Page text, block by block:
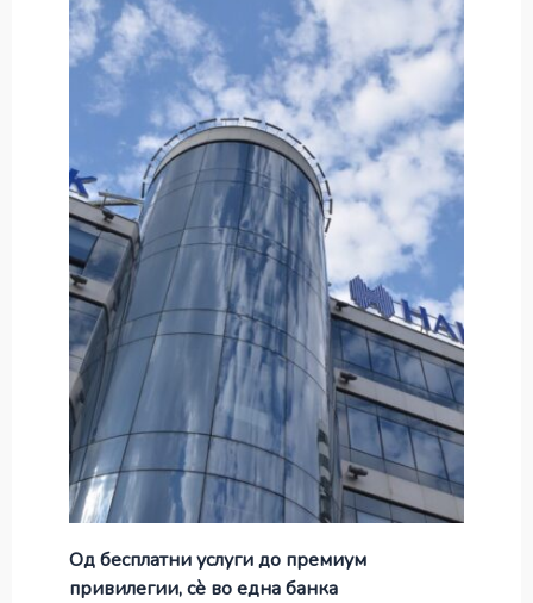
Од бесплатни услуги до премиум
привилегии, сè во една банка